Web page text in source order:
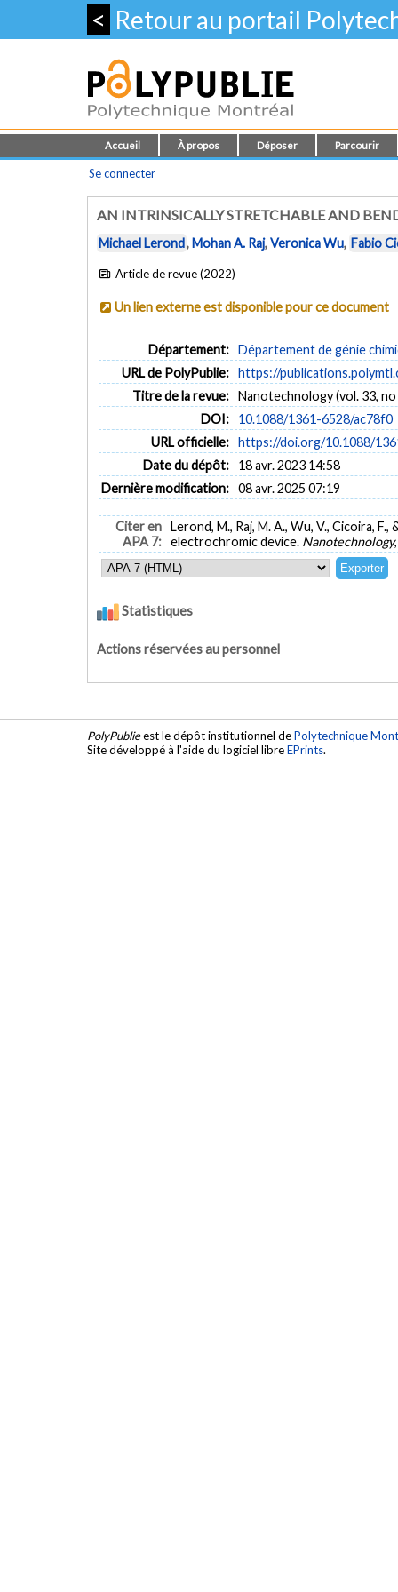
< Retour au portail
Accueil À propos Déposer Parcourir
Se connecter
AN INTRINSICALLY STRETCHABLE AND
Michael Lerond,Mohan A. Raj,Veronica Wu, Fabio
Article de revue (2022)
Un lien externe est disponible pour ce document
Département: Département de génie
URL de PolyPublie: https://
Titre de la revue: Nanotechnology (vol. 33, no
DOI:
10.1088/1361-6528/ac78f0
URL officielle: https://doi.org/10.1088/
Date du dépôt:
18 avr. 2023 14:58
Dernière modification: 08 avr. 2025 07:19
Citer en
APA 7:
Lerond, M., Raj, M. A., Wu, V., Cicoira,
electrochromic device. Nanotechnology
Statistiques
Actions réservées au personnel
PolyPublieest le dépôt institutionnel dePolytechnique
Site développé à l'aide du logiciel libreEPrints.